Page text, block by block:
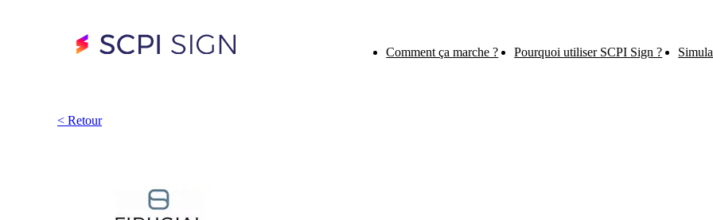
Comment ça marche ? Pourquoi utiliser SCPI Sign ?
< Retour